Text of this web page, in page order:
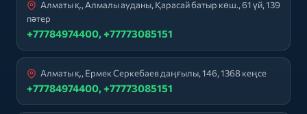
Алматы қ., Алмалы ауданы, Қарасай батыр көш., 61 үй, 139
пәтер
+77784974400, +77773085151
Алматы қ., Ермек Серкебаев даңғылы, 146, 1368 кеңсе
+77784974400, +77773085151